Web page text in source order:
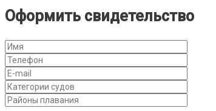
Оформить свидетельство